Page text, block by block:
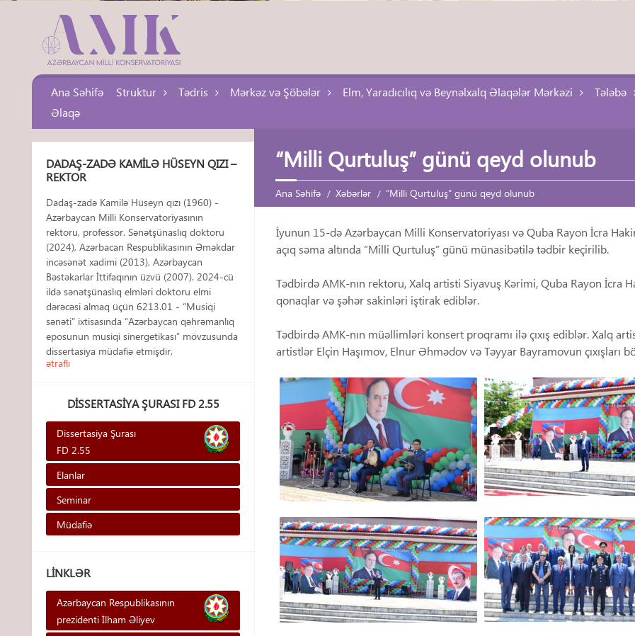
Ana Səhifə Struktur Tədris Mərkəz və Şöbələr Elm, Yaradıcılıq və Beynəlxalq Əlaqələr Mərkəzi Tələbə
Əlaqə
“Milli Qurtuluş” günü qeyd olunub
Ana Səhifə Xəbərlər “Milli Qurtuluş” günü qeyd olunub
İyunun 15-də Azərbaycan Milli Konservatoriyası və Quba Rayon İcra
açıq səma altında “Milli Qurtuluş” günü münasibətilə tədbir keçirilib.
Tədbirdə AMK-nın rektoru, Xalq artisti Siyavuş Kərimi, Quba Rayon İcra
qonaqlar və şəhər sakinləri iştirak ediblər.
Tədbirdə AMK-nın müəllimləri konsert proqramı ilə çıxış ediblər. Xalq
artistlər Elçin Haşımov, Elnur Əhmədov və Təyyar Bayramovun çıxışları
DADAŞ-ZADƏ KAMILƏ HÜSEYN QIZI –
REKTOR
Dadaş-zadə Kamilə Hüseyn qızı (1960) -
Azərbaycan Milli Konservatoriyasının
rektoru, professor. Sənətşünaslıq doktoru
(2024), Azərbacan Respublikasının Əməkdar
incəsənət xadimi (2013), Azərbaycan
Bəstəkarlar İttifaqının üzvü (2007). 2024-cü
ildə sənətşünaslıq elmləri doktoru elmi
dərəcəsi almaq üçün 6213.01 - “Musiqi
sənəti” ixtisasında “Azərbaycan qəhrəmanlıq
eposunun musiqi sinergetikası” mövzusunda
dissertasiya müdafiə etmişdir.
ətraflı
DISSERTASIYA ŞURASI FD 2.55
Dissertasiya Şurası
FD 2.55
Elanlar
Seminar
Müdafiə
LINKLƏR
Azərbaycan Respublikasının
prezidenti İlham Əliyev